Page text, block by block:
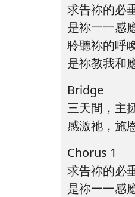
求告祢的必
是祢一一感應
聆聽祢的呼
是祢教我和應
Bridge
三天間，主
感激祂，施
Chorus 1
求告祢的必
是祢一一感應